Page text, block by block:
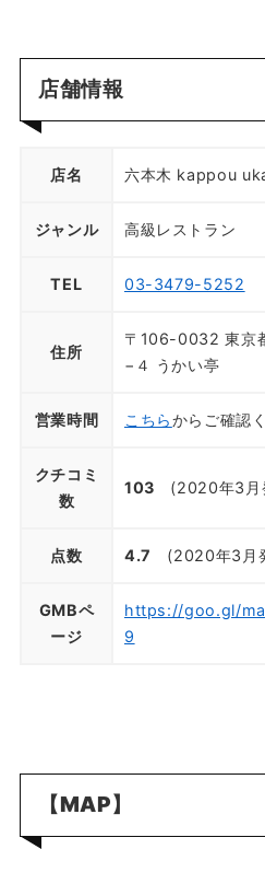
店舗情報
店名 六本木 kappou
ジャンル 高級レストラン
TEL 03-3479-5252
住所
〒106-0032 東京
−４ うかい亭
営業時間 こちらからご確認
クチコミ
数
103 (2020年3月
点数 4.7 (2020年3月
GMBペ
ージ
https://goo.gl/
9
【MAP】